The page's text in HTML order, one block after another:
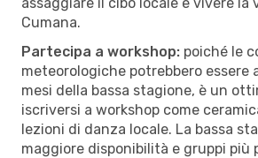
Cumana.
Partecipa a workshop: poiché le
meteorologiche potrebbero essere
mesi della bassa stagione, è un
iscriversi a workshop come
lezioni di danza locale. La bassa
maggiore disponibilità e gruppi più